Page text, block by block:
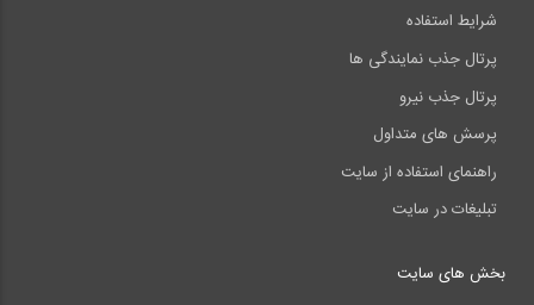
شرایط استفاده
پرتال جذب نمایندگی ها
پرتال جذب نیرو
پرسش های متداول
راهنمای استفاده از سایت
تبلیغات در سایت
بخش های سایت